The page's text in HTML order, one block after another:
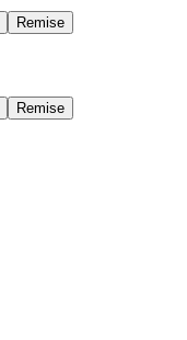
Remise
Remise